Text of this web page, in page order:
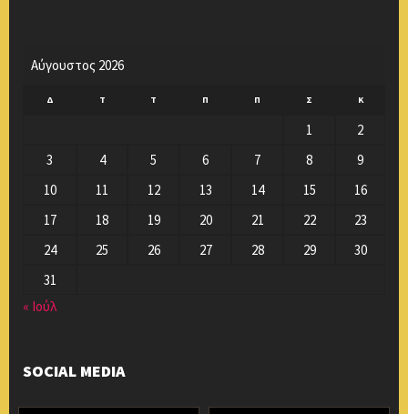
Αύγουστος 2026
Δ Τ Τ Π Π Σ Κ
1
2
3
4 5 6 7 8
9
10
11 12 13 14 15
16
17
18 19 20 21 22
23
24
25 26 27 28 29
30
31
« Ιούλ
SOCIAL MEDIA